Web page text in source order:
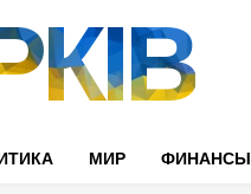
МИР ФИНАНСЫ